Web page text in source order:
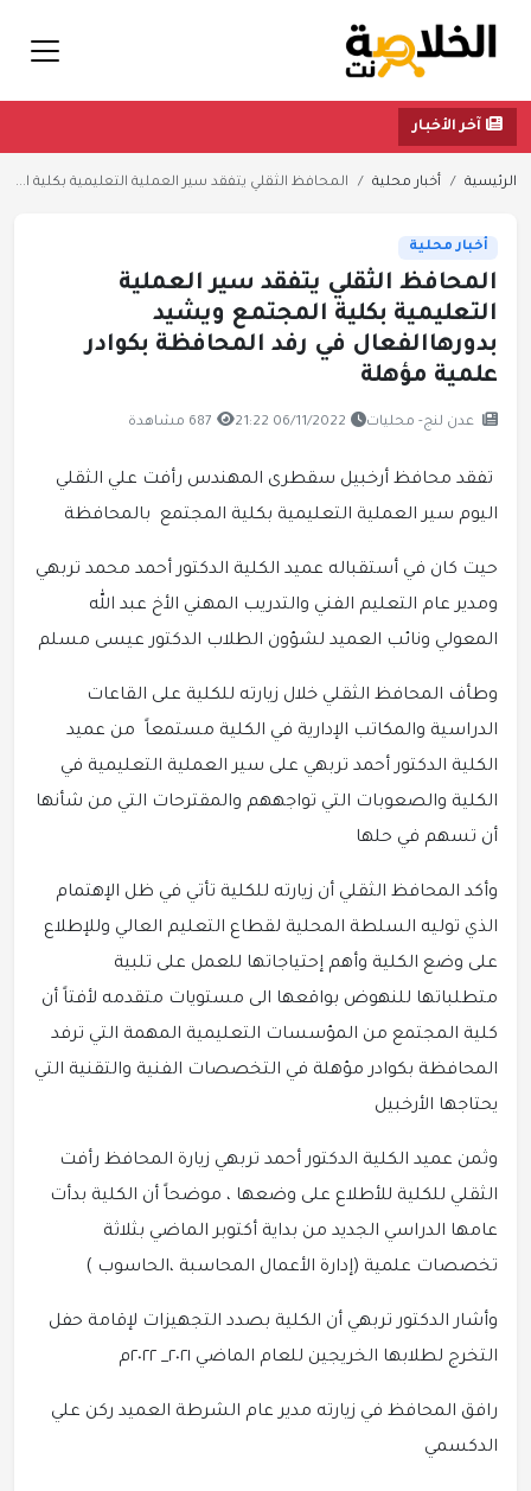
آخر الأخبار
الرئيسية أخبار محلية المحافظ الثقلي يتفقد سير العملية التعليمية بكلية ا...
أخبار محلية
المحافظ الثقلي يتفقد سير العملية
التعليمية بكلية المجتمع ويشيد
بدورهاالفعال في رفد المحافظة بكوادر
علمية مؤهلة
عدن لنج- محليات 06/11/2022 21:22 687 مشاهدة
تفقد محافظ أرخبيل سقطرى المهندس رأفت علي الثقلي
اليوم سير العملية التعليمية بكلية المجتمع بالمحافظة
حيت كان في أستقباله عميد الكلية الدكتور أحمد محمد تربهي
ومدير عام التعليم الفني والتدريب المهني الأخ عبد الله
المعولي ونائب العميد لشؤون الطلاب الدكتور عيسى مسلم
وطأف المحافظ الثقلي خلال زيارته للكلية على القاعات
الدراسية والمكاتب الإدارية في الكلية مستمعاً من عميد
الكلية الدكتور أحمد تربهي على سير العملية التعليمية في
الكلية والصعوبات التي تواجههم والمقترحات التي من شأنها
أن تسهم في حلها
وأكد المحافظ الثقلي أن زيارته للكلية تأتي في ظل الإهتمام
الذي توليه السلطة المحلية لقطاع التعليم العالي وللإطلاع
على وضع الكلية وأهم إحتياجاتها للعمل على تلبية
متطلباتها للنهوض بواقعها الى مستويات متقدمه لأفتاً أن
كلية المجتمع من المؤسسات التعليمية المهمة التي ترفد
المحافظة بكوادر مؤهلة في التخصصات الفنية والتقنية التي
يحتاجها الأرخبيل
وثمن عميد الكلية الدكتور أحمد تربهي زيارة المحافظ رأفت
الثقلي للكلية للأطلاع على وضعها ، موضحاً أن الكلية بدأت
عامها الدراسي الجديد من بداية أكتوبر الماضي بثلاثة
تخصصات علمية (إدارة الأعمال المحاسبة ،الحاسوب )
وأشار الدكتور تربهي أن الكلية بصدد التجهيزات لإقامة حفل
التخرج لطلابها الخريجين للعام الماضي ٢٠٢١_ ٢٠٢٢م
رافق المحافظ في زيارته مدير عام الشرطة العميد ركن علي
الدكسمي